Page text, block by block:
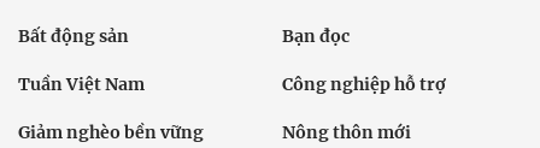
Bất động sản Bạn đọc
Tuần Việt Nam Công nghiệp hỗ trợ
Giảm nghèo bền vững Nông thôn mới